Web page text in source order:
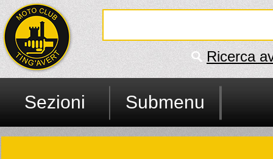
Ricerca
Sezioni Submenu